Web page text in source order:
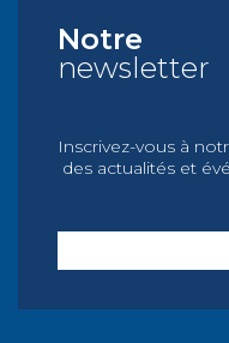
Notre
newsletter
Inscrivez-vous à
des actualités et